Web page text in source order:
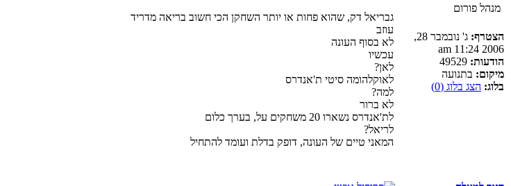
מנהל פורום
הצטרף:
ג' נובמבר 28,
2006 11:24 am
הודעות:
מיקום: בתנועה
בלוג: הצג בלוג (0)
גבריאל דק, שהוא פחות או יותר השחקן הכי חשוב בריאה מדריד
עוזב
לא בסוף העונה
עכשיו
לאן?
לאוקלהומה סיטי ת'אנדרס
למה?
לא ברור
לת'אנדרס נשארו 20 משחקים על, בערך כלום
לריאל?
המאני טיים של העונה, דופק בדלת ועומד להתחיל